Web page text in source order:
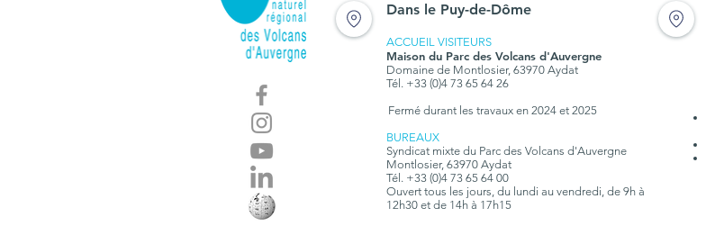
Dans le Puy-de-Dôme
ACCUEIL VISITEURS
Maison du Parc des Volcans d'Auvergne
Domaine de Montlosier, 63970 Aydat
Tél. +33 (0)4 73 65 64 26
Fermé durant les travaux en 2024 et 2025
BUREAUX
Syndicat mixte du Parc des Volcans d'Auvergne
Montlosier, 63970 Aydat
Tél. +33 (0)4 73 65 64 00
Ouvert tous les jours, du lundi au vendredi, de 9h à
12h30 et de 14h à 17h15